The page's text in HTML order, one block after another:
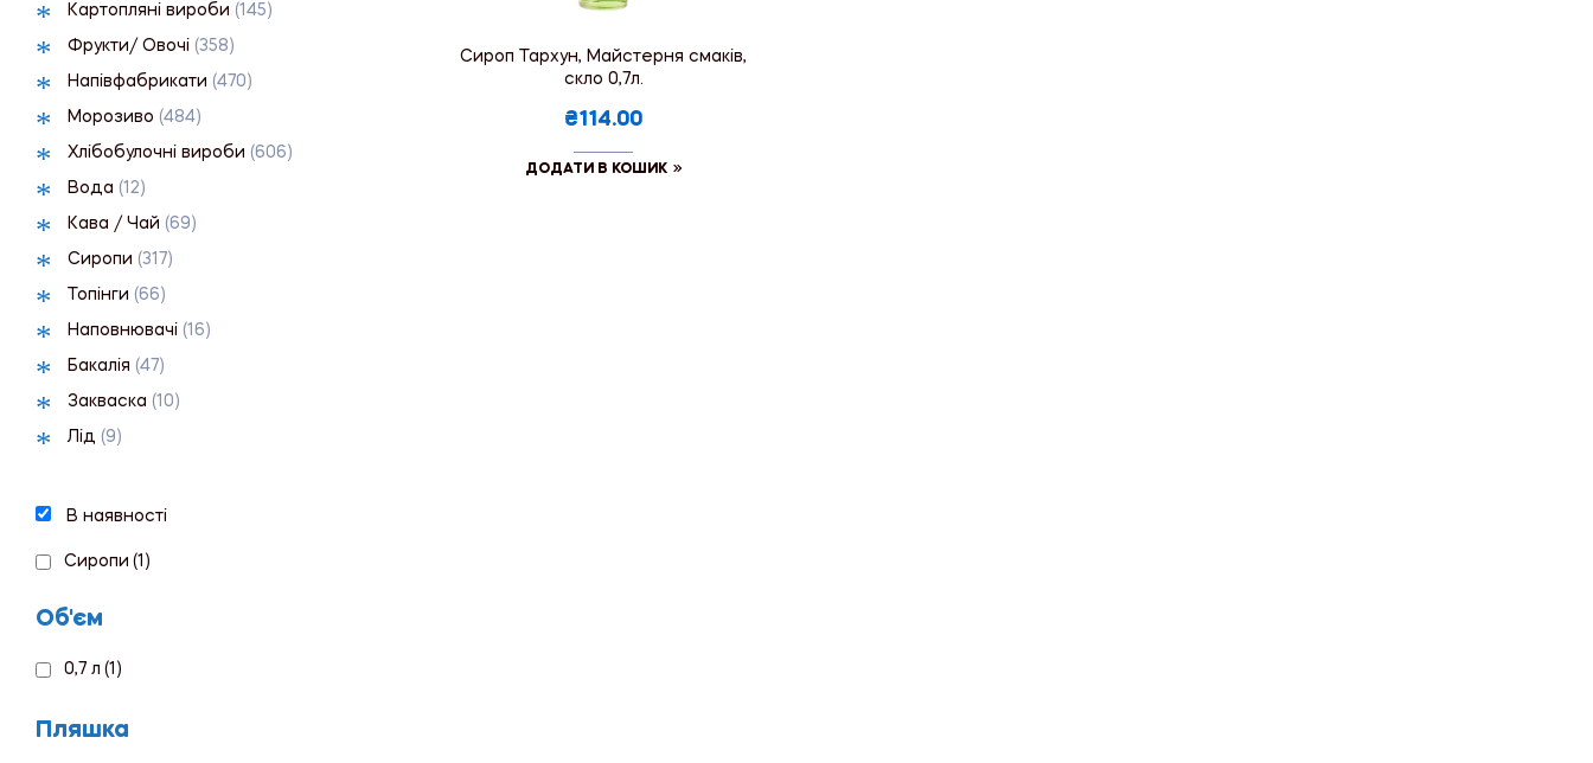
Сироп Тархун, Майстерня смаків,
скло 0,7л.
₴114.00
ДОДАТИ В КОШИК
Картопляні вироби (145)
Фрукти/ Овочі (358)
Напівфабрикати (470)
Морозиво (484)
Хлібобулочні вироби (606)
Вода (12)
Кава / Чай (69)
Сиропи (317)
Топінги (66)
Наповнювачі (16)
Бакалія (47)
Закваска (10)
Лід (9)
В наявності
Сиропи (1)
Об'єм
0,7 л (1)
Пляшка